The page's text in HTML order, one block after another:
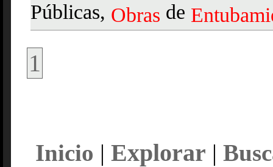
Públicas, Obras de
1
Inicio | Explorar |